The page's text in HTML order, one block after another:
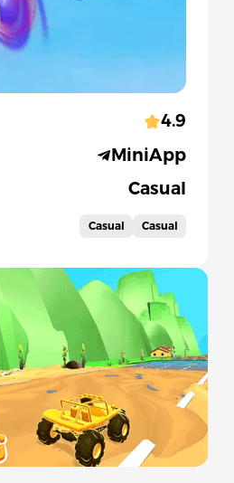
4.9
MiniApp
Casual
Casual Casual